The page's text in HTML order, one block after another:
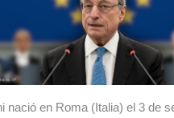
nació en Roma (Italia) el 3 de